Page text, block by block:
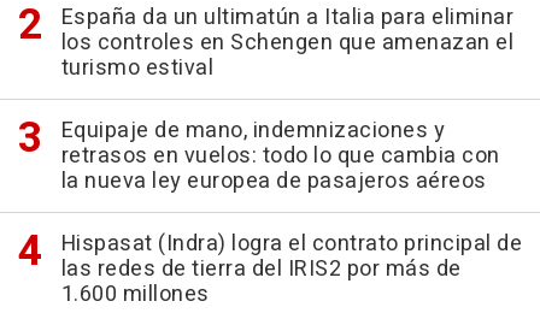
España da un ultimatún a Italia para eliminar
los controles en Schengen que amenazan el
turismo estival
Equipaje de mano, indemnizaciones y
retrasos en vuelos: todo lo que cambia con
la nueva ley europea de pasajeros aéreos
Hispasat (Indra) logra el contrato principal de
las redes de tierra del IRIS2 por más de
1.600 millones